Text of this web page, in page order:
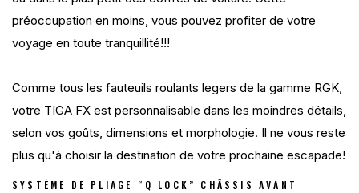
préoccupation en moins, vous pouvez profiter de votre
voyage en toute tranquillité!!!
Comme tous les fauteuils roulants legers de la gamme RGK,
votre TIGA FX est personnalisable dans les moindres détails,
selon vos goûts, dimensions et morphologie. Il ne vous reste
plus qu'à choisir la destination de votre prochaine escapade!
SYSTÈME DE PLIAGE “Q LOCK” CHÂSSIS AVANT